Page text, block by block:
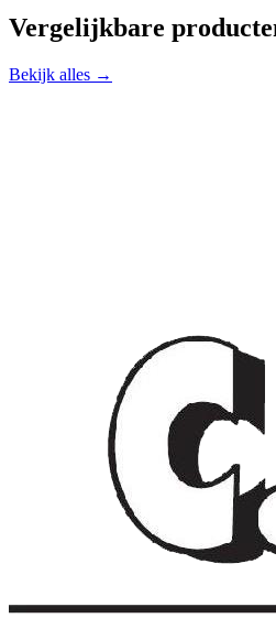
Vergelijkbare
Bekijk alles →